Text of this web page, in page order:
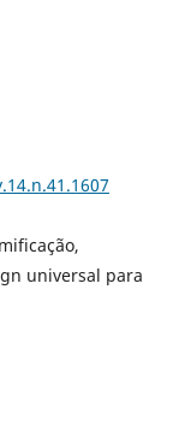
universal para